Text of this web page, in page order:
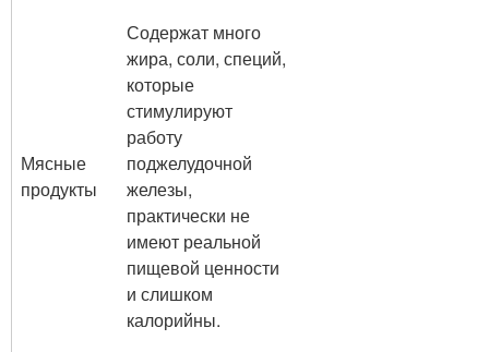
Мясные
продукты
Содержат много
жира, соли, специй,
которые
стимулируют
работу
поджелудочной
железы,
практически не
имеют реальной
пищевой ценности
и слишком
калорийны.